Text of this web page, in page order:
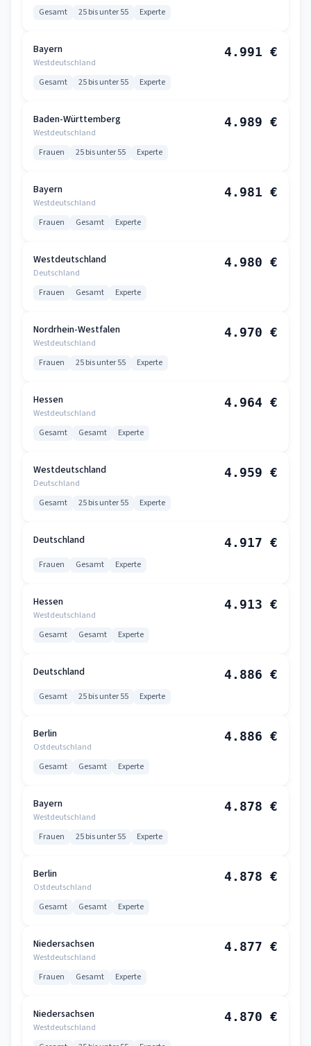
Gesamt 25 bis unter 55 Experte
Bayern
Westdeutschland
4.991 €
Gesamt 25 bis unter 55 Experte
Baden-Württemberg
Westdeutschland
4.989 €
Frauen 25 bis unter 55 Experte
Bayern
Westdeutschland
4.981 €
Frauen Gesamt Experte
Westdeutschland
Deutschland
4.980 €
Frauen Gesamt Experte
Nordrhein-Westfalen
Westdeutschland
4.970 €
Frauen 25 bis unter 55 Experte
Hessen
Westdeutschland
4.964 €
Gesamt Gesamt Experte
Westdeutschland
Deutschland
4.959 €
Gesamt 25 bis unter 55 Experte
Deutschland 4.917 €
Frauen Gesamt Experte
Hessen
Westdeutschland
4.913 €
Gesamt Gesamt Experte
Deutschland 4.886 €
Gesamt 25 bis unter 55 Experte
Berlin
Ostdeutschland
4.886 €
Gesamt Gesamt Experte
Bayern
Westdeutschland
4.878 €
Frauen 25 bis unter 55 Experte
Berlin
Ostdeutschland
4.878 €
Gesamt Gesamt Experte
Niedersachsen
Westdeutschland
4.877 €
Frauen Gesamt Experte
Niedersachsen
Westdeutschland
4.870 €